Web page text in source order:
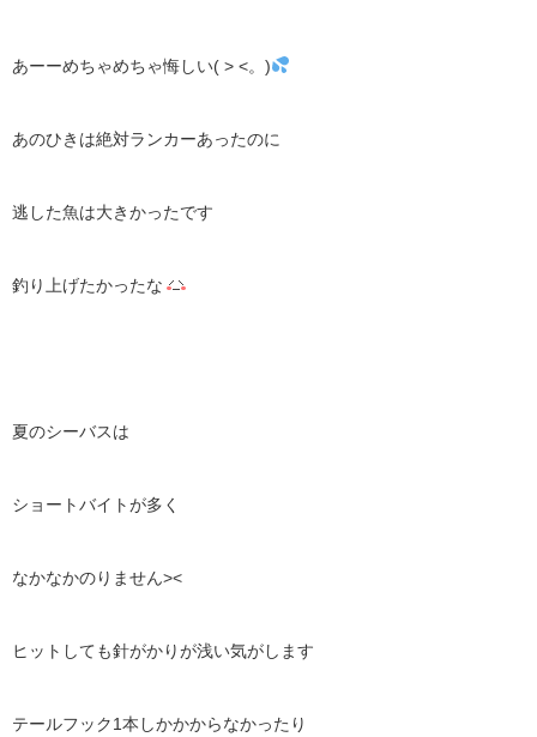
あーーめちゃめちゃ悔しい( > <。)
あのひきは絶対ランカーあったのに
逃した魚は大きかったです
釣り上げたかったな
夏のシーバスは
ショートバイトが多く
なかなかのりません><
ヒットしても針がかりが浅い気がします
テールフック1本しかかからなかったり